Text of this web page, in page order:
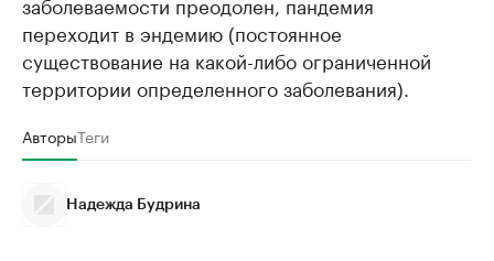
переходит в эндемию (постоянное
существование на какой-либо ограниченной
территории определенного заболевания).
АвторыТеги
Надежда Будрина